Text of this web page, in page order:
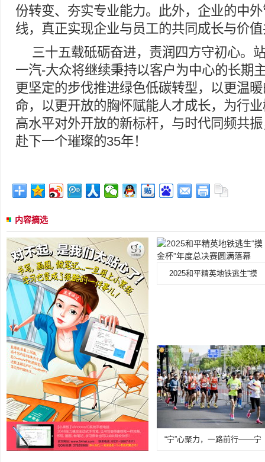
份转变、夯实专业能力。此外，企业的中
线，真正实现企业与员工的共同成长与价
三十五载砥砺奋进，责润四方守初心。
一汽-大众将继续秉持以客户为中心的长期
更坚定的步伐推进绿色低碳转型，以更温
命，以更开放的胸怀赋能人才成长，为行
高水平对外开放的新标杆，与时代同频共
赴下一个璀璨的35年！
内容摘选
2025和平精英地铁逃生“摸
“宁”心聚力，一路前行——宁